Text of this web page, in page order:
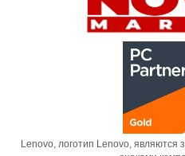
Lenovo, логотип Lenovo, являются